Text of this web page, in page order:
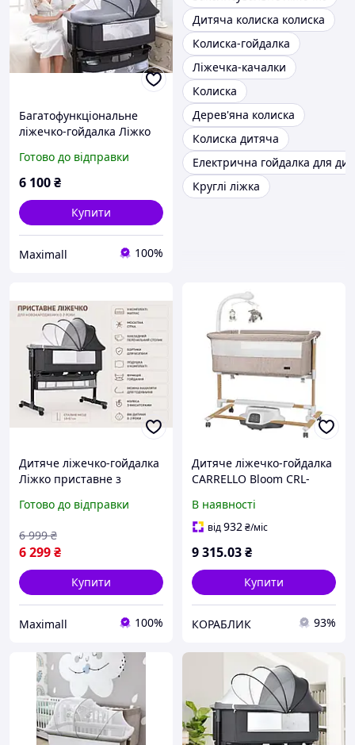
Багатофункціональне
ліжечко-гойдалка Ліжко
Дитяче ліжечко люлька
Готово до відправки
6 100₴
Купити
Maximall 100%
Дитяча колиска колиска
Колиска-гойдалка
Ліжечка-качалки
Колиска
Дерев'яна колиска
Колиска дитяча
Електрична гойдалка для
Круглі ліжка
Дитяче ліжечко-гойдалка
Ліжко приставне з
ліжечко люлька
Готово до відправки
6 299₴
6 999 ₴
Купити
Maximall 100%
Дитяче ліжечко-гойдалка
CARRELLO Bloom CRL-
ліжечко з електронним
заколисуванням, датчик
В наявності
від932₴/міс
9 315.03₴
Купити
КОРАБЛИК 93%